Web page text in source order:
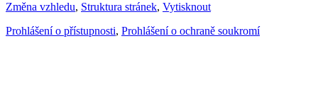
Změna vzhledu, Struktura stránek, Vytisknout
Prohlášení o přístupnosti, Prohlášení o ochraně soukromí